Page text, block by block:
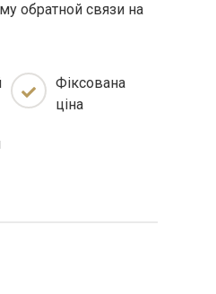
обратной связи на
Фіксована
ціна